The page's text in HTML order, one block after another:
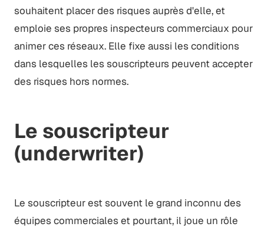
souhaitent placer des risques auprès d'elle, et
emploie ses propres inspecteurs commerciaux pour
animer ces réseaux. Elle fixe aussi les conditions
dans lesquelles les souscripteurs peuvent accepter
des risques hors normes.
Le souscripteur
(underwriter)
Le souscripteur est souvent le grand inconnu des
équipes commerciales et pourtant, il joue un rôle